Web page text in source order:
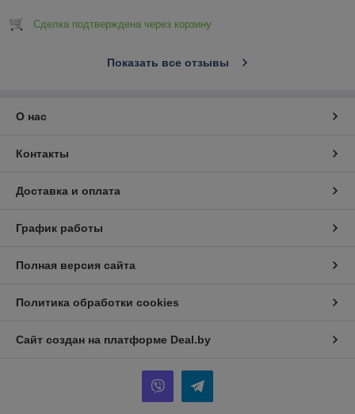
Сделка подтверждена через корзину
Показать все отзывы
О нас
Контакты
Доставка и оплата
График работы
Полная версия сайта
Политика обработки cookies
Сайт создан на платформе Deal.by